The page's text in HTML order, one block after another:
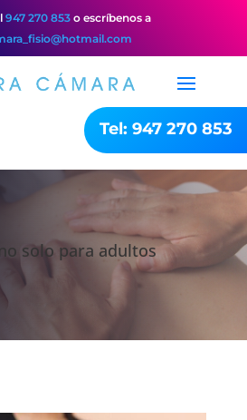
947 270 853o escríbenos a
Tel: 947 270 853
solo para adultos